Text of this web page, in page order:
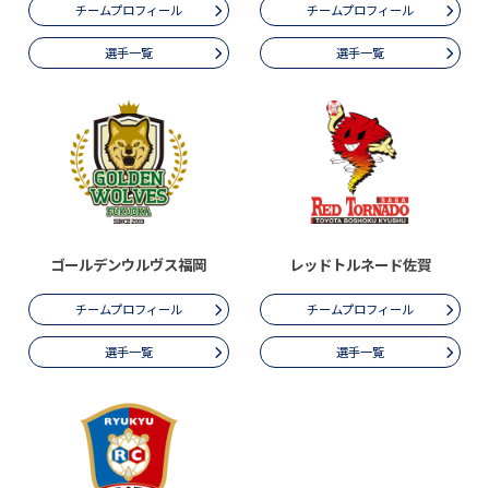
チームプロフィール
選手一覧
チームプロフィール
選手一覧
ゴールデンウルヴス福岡
チームプロフィール
選手一覧
レッドトルネード佐賀
チームプロフィール
選手一覧